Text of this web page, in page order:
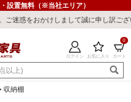
設置無料（※当社エリア）
けしまして誠に申し訳ございません。
ログイン お気に入り カート
0
新規会員登録
閲覧履歴
収納棚